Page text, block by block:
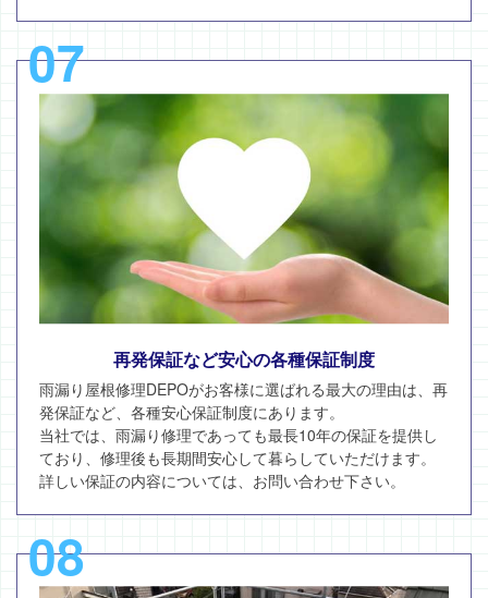
07
再発保証など安心の各種保証制度
雨漏り屋根修理DEPOがお客様に選ばれる最大の理由は、再
発保証など、各種安心保証制度にあります。
当社では、雨漏り修理であっても最長10年の保証を提供し
ており、修理後も長期間安心して暮らしていただけます。
詳しい保証の内容については、お問い合わせ下さい。
08